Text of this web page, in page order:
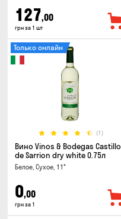
127,00
грн за 1 шт
(1)
Только онлайн
Вино Vinos & Bodegas Castillo
de Sarrion dry white 0.75л
Белое, Сухое, 11°
0,00
грн за 1